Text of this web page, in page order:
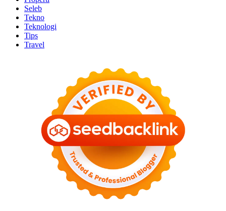
Seleb
Tekno
Teknologi
Tips
Travel